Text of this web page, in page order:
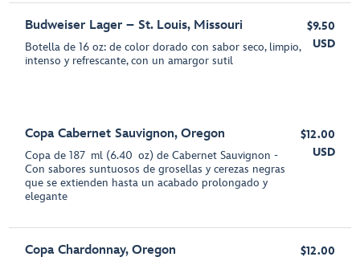
Budweiser Lager – St. Louis, Missouri
Botella de 16 oz: de color dorado con sabor seco, limpio,
intenso y refrescante, con un amargor sutil
$9.50
USD
Copa Cabernet Sauvignon, Oregon
Copa de 187 ml (6.40 oz) de Cabernet Sauvignon -
Con sabores suntuosos de grosellas y cerezas negras
que se extienden hasta un acabado prolongado y
elegante
$12.00
USD
Copa Chardonnay, Oregon
$12.00